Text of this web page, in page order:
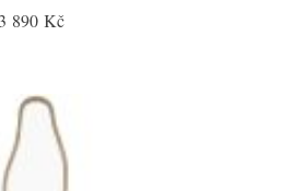
3 890 Kč